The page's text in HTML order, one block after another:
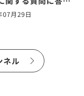
vol.265
07月29日
ネル